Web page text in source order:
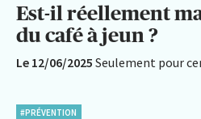
Est-il réellement
du café à jeun ?
Le 12/06/2025 Seulement pour
#PRÉVENTION